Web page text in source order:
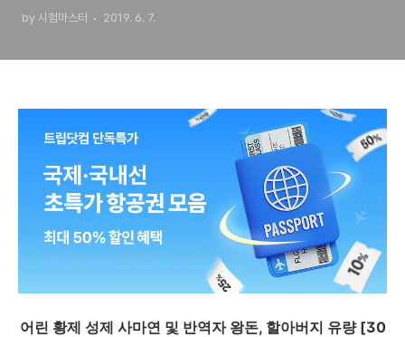
by 시험마스터 2019. 6. 7.
어린 황제 성제 사마연 및 반역자 왕돈, 할아버지 유량 [30